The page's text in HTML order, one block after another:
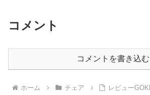
コメント
コメントを書き込む
ホーム チェア
レビュー